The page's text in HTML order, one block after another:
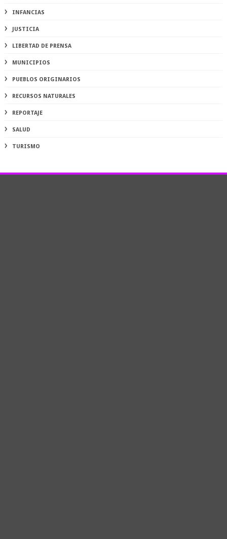
INFANCIAS
JUSTICIA
LIBERTAD DE PRENSA
MUNICIPIOS
PUEBLOS ORIGINARIOS
RECURSOS NATURALES
REPORTAJE
SALUD
TURISMO